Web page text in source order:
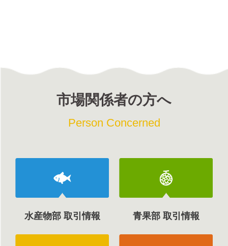
市場関係者の方へ
Person Concerned
水産物部 取引情報 青果部 取引情報